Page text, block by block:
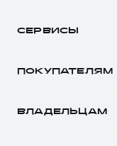
СЕРВИСЫ
ПОКУПАТЕЛЯМ
Конфигуратор
ВЛАДЕЛЬЦАМ